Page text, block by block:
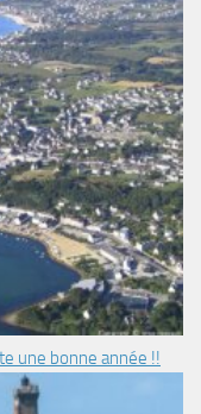
une bonne année !!